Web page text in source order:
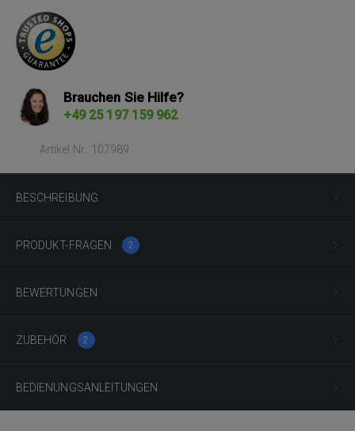
Brauchen Sie Hilfe?
+49 25 197 159 962
Artikel Nr.: 107989
BESCHREIBUNG
PRODUKT-FRAGEN 2
BEWERTUNGEN
ZUBEHÖR 2
BEDIENUNGSANLEITUNGEN